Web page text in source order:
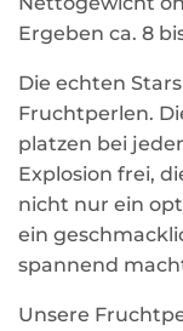
Ergeben ca. 8
Die echten
Fruchtperlen.
platzen bei
Explosion frei,
nicht nur ein
ein
spannend
Unsere